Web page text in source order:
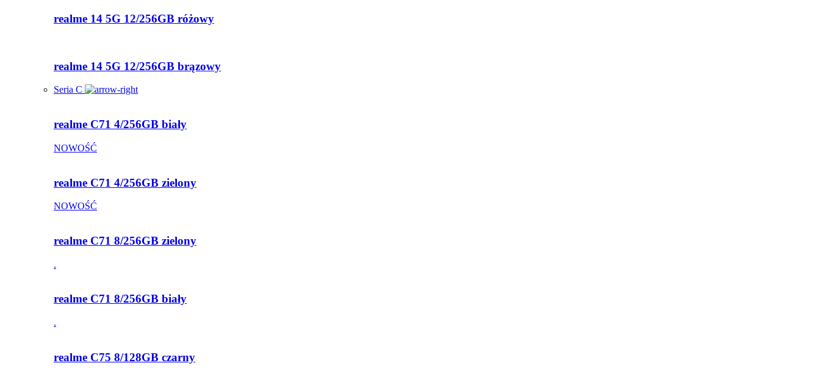
realme 14 5G 12/256GB różowy
realme 14 5G 12/256GB brązowy
Seria C
realme C71 4/256GB biały
NOWOŚĆ
realme C71 4/256GB zielony
NOWOŚĆ
realme C71 8/256GB zielony
.
realme C71 8/256GB biały
.
realme C75 8/128GB czarny